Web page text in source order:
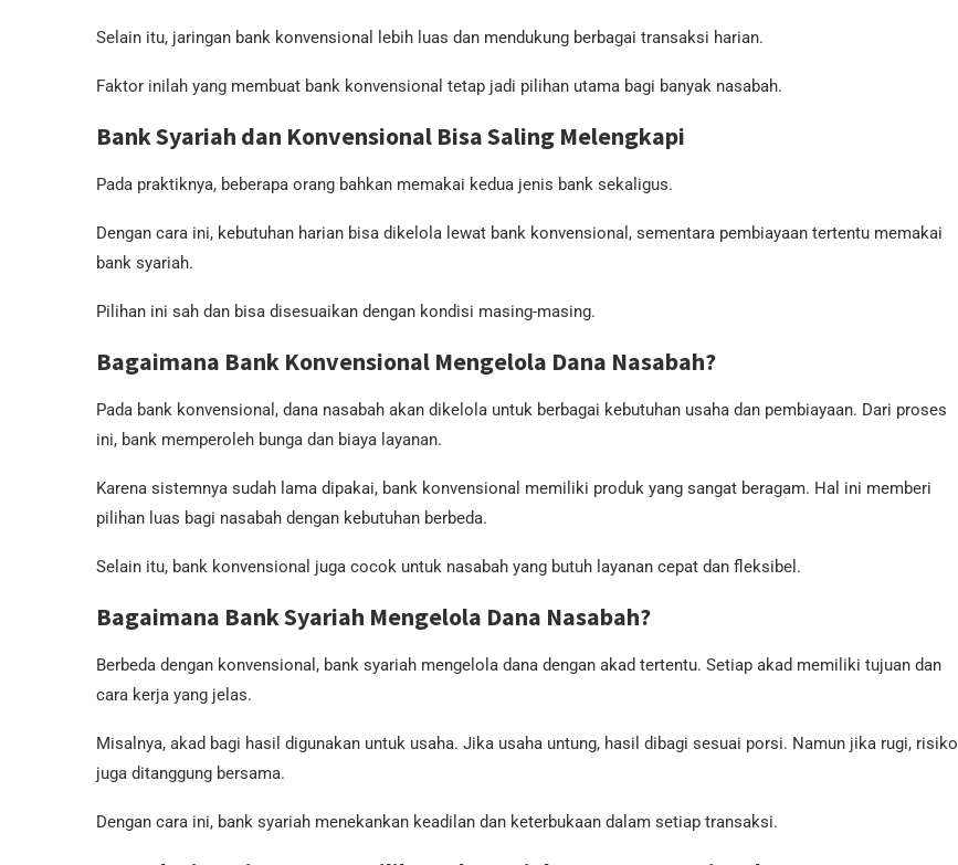
Selain itu, jaringan bank konvensional lebih luas dan mendukung berbagai transaksi harian.
Faktor inilah yang membuat bank konvensional tetap jadi pilihan utama bagi banyak nasabah.
Bank Syariah dan Konvensional Bisa Saling Melengkapi
Pada praktiknya, beberapa orang bahkan memakai kedua jenis bank sekaligus.
Dengan cara ini, kebutuhan harian bisa dikelola lewat bank konvensional, sementara pembiayaan tertentu memakai
bank syariah.
Pilihan ini sah dan bisa disesuaikan dengan kondisi masing-masing.
Bagaimana Bank Konvensional Mengelola Dana Nasabah?
Pada bank konvensional, dana nasabah akan dikelola untuk berbagai kebutuhan usaha dan pembiayaan. Dari proses
ini, bank memperoleh bunga dan biaya layanan.
Karena sistemnya sudah lama dipakai, bank konvensional memiliki produk yang sangat beragam. Hal ini memberi
pilihan luas bagi nasabah dengan kebutuhan berbeda.
Selain itu, bank konvensional juga cocok untuk nasabah yang butuh layanan cepat dan fleksibel.
Bagaimana Bank Syariah Mengelola Dana Nasabah?
Berbeda dengan konvensional, bank syariah mengelola dana dengan akad tertentu. Setiap akad memiliki tujuan dan
cara kerja yang jelas.
Misalnya, akad bagi hasil digunakan untuk usaha. Jika usaha untung, hasil dibagi sesuai porsi. Namun jika rugi, risiko
juga ditanggung bersama.
Dengan cara ini, bank syariah menekankan keadilan dan keterbukaan dalam setiap transaksi.